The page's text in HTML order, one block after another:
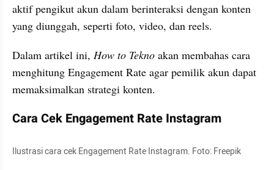
aktif pengikut akun dalam berinteraksi dengan konten
yang diunggah, seperti foto, video, dan reels.
Dalam artikel ini, How to Tekno akan membahas cara
menghitung Engagement Rate agar pemilik akun dapat
memaksimalkan strategi konten.
Cara Cek Engagement Rate Instagram
Ilustrasi cara cek Engagement Rate Instagram. Foto: Freepik